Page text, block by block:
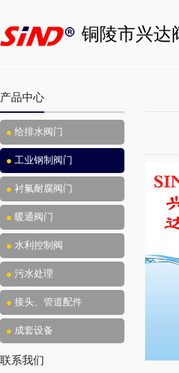
铜陵市兴达
产品中心
给排水阀门
工业钢制阀门
衬氟耐腐阀门
暖通阀门
水利控制阀
污水处理
接头、管道配件
成套设备
联系我们